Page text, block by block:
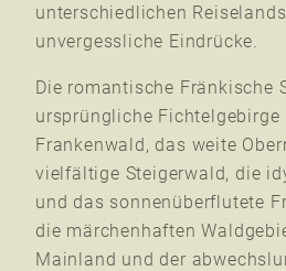
unterschiedlichen
unvergessliche Eindrücke.
Die romantische Fränkische
ursprüngliche Fichtelgebirge
Frankenwald, das weite
vielfältige Steigerwald, die
und das sonnenüberflutete
die märchenhaften
Mainland und der